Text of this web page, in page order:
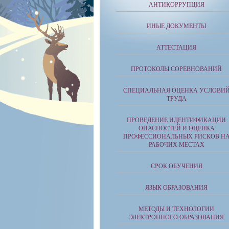
АНТИКОРРУПЦИЯ
ИНЫЕ ДОКУМЕНТЫ
АТТЕСТАЦИЯ
ПРОТОКОЛЫ СОРЕВНОВАНИЙ
СПЕЦИАЛЬНАЯ ОЦЕНКА
ТРУДА
ПРОВЕДЕНИЕ ИДЕНТИФИКАЦИИ
ОПАСНОСТЕЙ И ОЦЕНКА
ПРОФЕССИОНАЛЬНЫХ РИСКОВ
РАБОЧИХ МЕСТАХ
СРОК ОБУЧЕНИЯ
ЯЗЫК ОБРАЗОВАНИЯ
МЕТОДЫ И ТЕХНОЛОГИИ
ЭЛЕКТРОННОГО ОБРАЗОВАНИЯ